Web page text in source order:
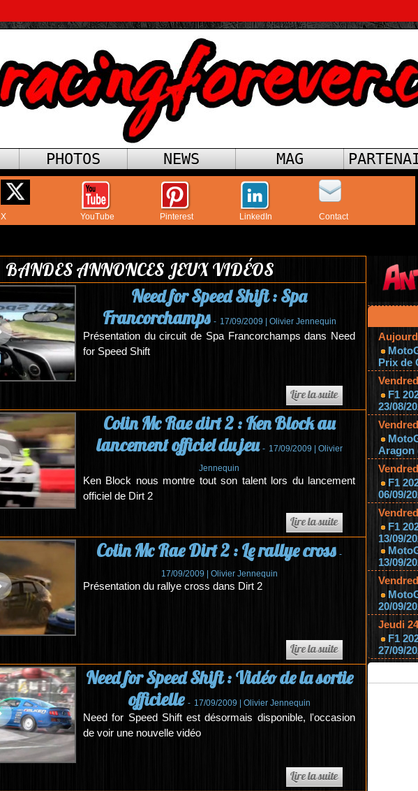
PHOTOS NEWS MAG
X YouTube Pinterest LinkedIn Contact
BANDES ANNONCES JEUX VIDÉOS
Need for Speed Shift : Spa
Francorchamps - 17/09/2009 | Olivier Jennequin
Présentation du circuit de Spa Francorchamps dans Need
for Speed Shift
Colin Mc Rae dirt 2 : Ken Block au
lancement officiel du jeu - 17/09/2009 | Olivier
Jennequin
Ken Block nous montre tout son talent lors du lancement
officiel de Dirt 2
Colin Mc Rae Dirt 2 : Le rallye cross -
17/09/2009 | Olivier Jennequin
Présentation du rallye cross dans Dirt 2
Need for Speed Shift : Vidéo de la sortie
officielle - 17/09/2009 | Olivier Jennequin
Need for Speed Shift est désormais disponible, l'occasion
de voir une nouvelle vidéo
Prix de
F1
23/08/
Aragon
F1
06/09/
F1
13/09/
13/09/
20/09/
Jeudi
F1
27/09/